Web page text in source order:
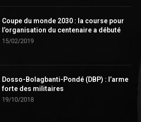
Coupe du monde 2030 : la course pour
l’organisation du centenaire a débuté
15/02/2019
Dosso-Bolagbanti-Pondé (DBP) : l’arme
forte des militaires
19/10/2018